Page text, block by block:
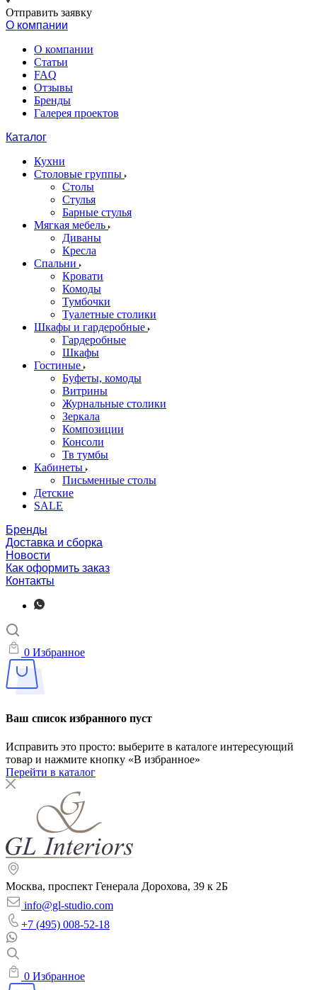
Отправить заявку
О компании
О компании
Статьи
FAQ
Отзывы
Бренды
Галерея проектов
Каталог
Кухни
Столовые группы
Столы
Стулья
Барные стулья
Мягкая мебель
Диваны
Кресла
Спальни
Кровати
Комоды
Тумбочки
Туалетные столики
Шкафы и гардеробные
Гардеробные
Шкафы
Гостиные
Буфеты, комоды
Витрины
Журнальные столики
Зеркала
Композиции
Консоли
Тв тумбы
Кабинеты
Письменные столы
Детские
SALE
Бренды
Доставка и сборка
Новости
Как оформить заказ
Контакты
0 Избранное
Ваш список избранного пуст
Исправить это просто: выберите в каталоге интересующий
товар и нажмите кнопку «В избранное»
Перейти в каталог
Москва, проспект Генерала Дорохова, 39 к 2Б
info@gl-studio.com
+7 (495) 008-52-18
0 Избранное